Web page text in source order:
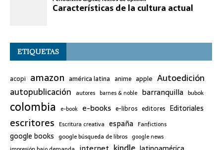
ETIQUETAS
acopi amazon américa latina anime apple Autoedición
autopublicación autores barnes & noble barranquilla bubok
colombia e-book e-books e-libros editores Editoriales
escritores Escritura creativa españa Fanfictions
google books google búsqueda de libros google news